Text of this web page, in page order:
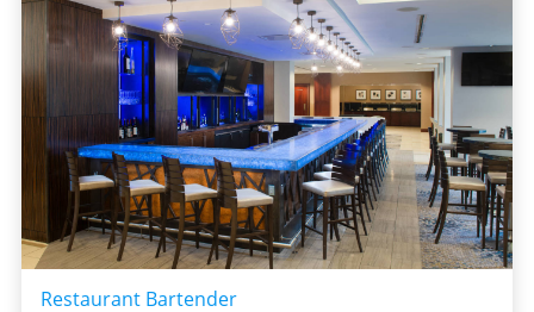
Restaurant Bartender